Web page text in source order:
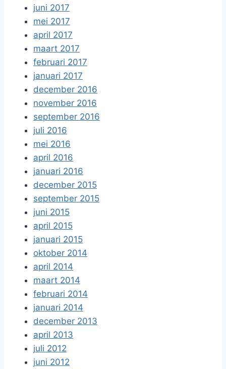
juni 2017
mei 2017
april 2017
maart 2017
februari 2017
januari 2017
december 2016
november 2016
september 2016
juli 2016
mei 2016
april 2016
januari 2016
december 2015
september 2015
juni 2015
april 2015
januari 2015
oktober 2014
april 2014
maart 2014
februari 2014
januari 2014
december 2013
april 2013
juli 2012
juni 2012